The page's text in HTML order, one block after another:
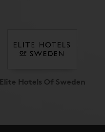
Elite Hotels Of Sweden